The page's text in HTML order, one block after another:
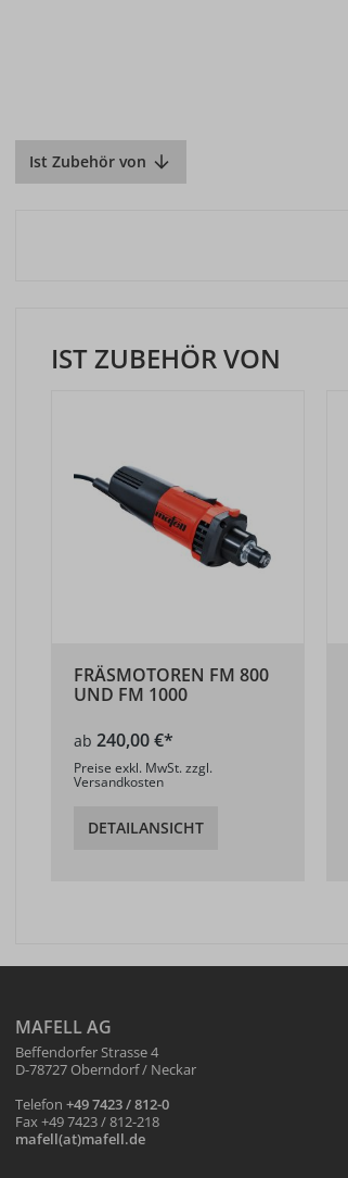
Ist Zubehör von
IST ZUBEHÖR VON
FRÄSMOTOREN FM 800
UND FM 1000
ab 240,00 €*
Preise exkl. MwSt. zzgl.
Versandkosten
DETAILANSICHT
MAFELL AG
Beffendorfer Strasse 4
D-78727 Oberndorf / Neckar
Telefon +49 7423 / 812-0
Fax +49 7423 / 812-218
mafell(at)mafell.de